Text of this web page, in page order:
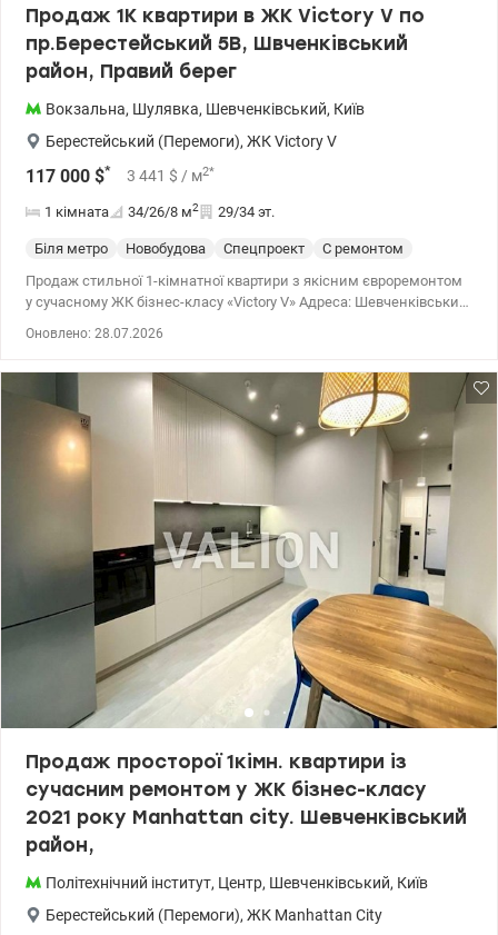
Продаж 1К квартири в ЖК Victоry V по
пр.Берестейський 5В, Швченківський
район, Правий берег
Вокзальна, Шулявка, Шевченківський, Київ
Берестейський (Перемоги), ЖК Victory V
117 000 $* 3 441 $ / м2*
1 кімната 34/26/8 м2 29/34 эт.
Біля метро Новобудова Спецпроект
С ремонтом
Продаж стильної 1-кімнатної квартири з якісним євроремонтом
у сучасному ЖК бізнес-класу «Victоry V» Адреса: Шевченківський
готова для затишного життя або під високоліквідний арендний
приголомшливий панорамний краєвид на місто, яким можна
милуватися щодня. Головні переваги квартири: Стан: Виконано
сучасний євроремонт із використанням надійних матеріалів
Параметри: Загальна площа 34 м.кв , знаходиться на 29/34
поверсі. У будинку встановлені швидкісні безшумні ліфти.
Економічність: Невеликі комунальні платежі завдяки
енергоефективності будинку та індивідуальним лічильникам на
опалення, воду та світло. Інфраструктура та локація (Центр
міста): Транспортний вузол: Дуже зручна транспортна розв'язка.
До станції метро «Вокзальна» 9 хвилин пішки, до метро
«Політехнічний інститут» 10 хвилин. До самого серця Києва
(Хрещатик, Бессарабський ринок) всього 2.8 км. Комфорт: У
пішій доступності розташований ТРЦ «Україна», супермаркети,
фітнес-клуби, кінотеатр та безліч ресторанів і кафе. Безпека та
сервіс комплексу: Цілодобова охорона, відеоспостереження та
система електронних перепусток. Презентабельний ресепшн та
можливість оренди або купівлі місця за додаткову оплату).
Документи в повному порядку та готові до швидкої угоди.
Великий досвід допомоги з купівлі квартир за державними
програмами, безготівковий розрахунок: 1) Є-Відновлення,
Сертифікат, 2) Житло для ВПО та військових (постанова 280 та
перегляди. Ціна 117 000 у.о. Комісія 5%. 0968144949 Едуард
valion.ua/1152971
Оновлено: 28.07.2026
Продаж просторої 1кімн. квартири із
сучасним ремонтом у ЖК бізнес-класу
2021 року Manhattan city. Шевченківський
район,
Політехнічний інститут, Центр, Шевченківський, Київ
Берестейський (Перемоги), ЖК Manhattan City